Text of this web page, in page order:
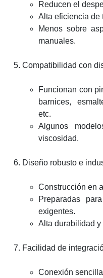
Reducen el
Alta eficiencia de
Menos sobre
manuales.
Compatibilidad con
Funcionan con
barnices,
etc.
Algunos
viscosidad.
Diseño robusto e
Construcción en
Preparadas
exigentes.
Alta durabilidad
Facilidad de
Conexión